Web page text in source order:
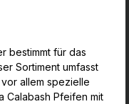
bestimmt für das
Sortiment umfasst
allem spezielle
Calabash Pfeifen mit